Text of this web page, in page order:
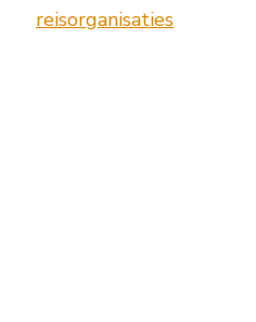
reisorganisaties